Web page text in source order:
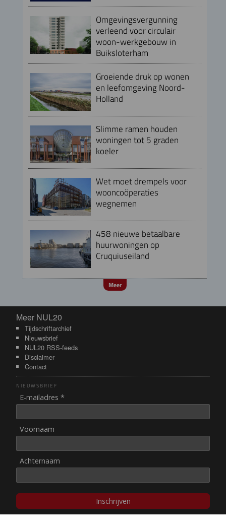
Omgevingsvergunning
verleend voor circulair
woon-werkgebouw in
Buiksloterham
Groeiende druk op wonen
en leefomgeving Noord-
Holland
Slimme ramen houden
woningen tot 5 graden
koeler
Wet moet drempels voor
wooncoöperaties
wegnemen
458 nieuwe betaalbare
huurwoningen op
Cruquiuseiland
Meer
Meer NUL20
Meer NUL20
Tijdschriftarchief
Nieuwsbrief
NUL20 RSS-feeds
Disclaimer
Contact
NIEUWSBRIEF
E-mailadres *
Voornaam
Achternaam
Inschrijven